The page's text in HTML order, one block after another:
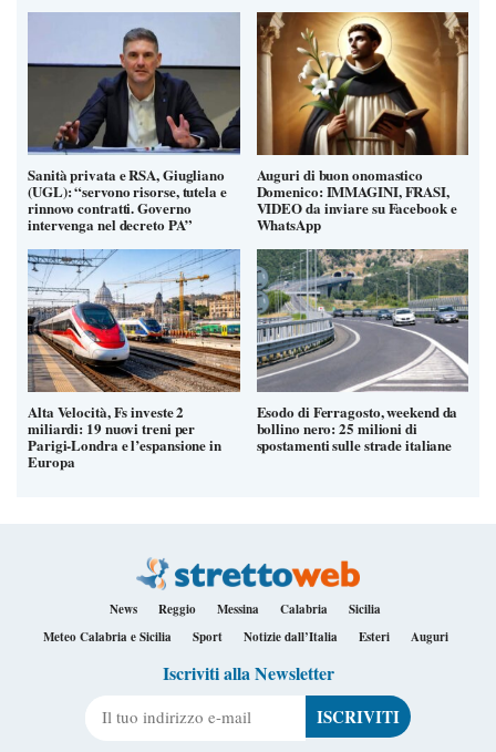
Sanità privata e RSA, Giugliano
(UGL): “servono risorse, tutela e
rinnovo contratti. Governo
intervenga nel decreto PA”
Auguri di buon onomastico
Domenico: IMMAGINI, FRASI,
VIDEO da inviare su Facebook e
WhatsApp
Alta Velocità, Fs investe 2
miliardi: 19 nuovi treni per
Parigi-Londra e l’espansione in
Europa
Esodo di Ferragosto, weekend da
bollino nero: 25 milioni di
spostamenti sulle strade italiane
News Reggio Messina Calabria
Sicilia
Meteo Calabria e Sicilia
Sport Notizie dall’Italia Esteri Auguri
Iscriviti alla Newsletter